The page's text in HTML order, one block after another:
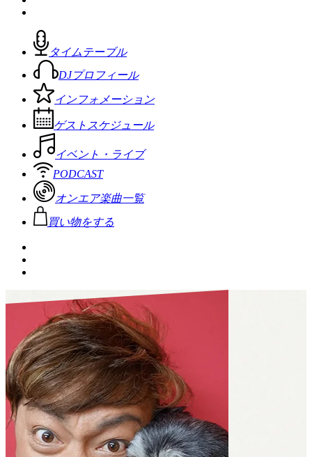
タイムテーブル
DJプロフィール
インフォメーション
ゲストスケジュール
イベント・ライブ
PODCAST
オンエア楽曲一覧
買い物をする